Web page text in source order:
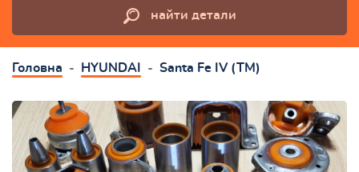
найти детали
Головна HYUNDAI Santa Fe IV (TM)